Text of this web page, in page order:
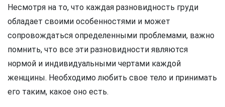
Несмотря на то, что каждая разновидность груди
обладает своими особенностями и может
сопровождаться определенными проблемами, важно
помнить, что все эти разновидности являются
нормой и индивидуальными чертами каждой
женщины. Необходимо любить свое тело и принимать
его таким, какое оно есть.